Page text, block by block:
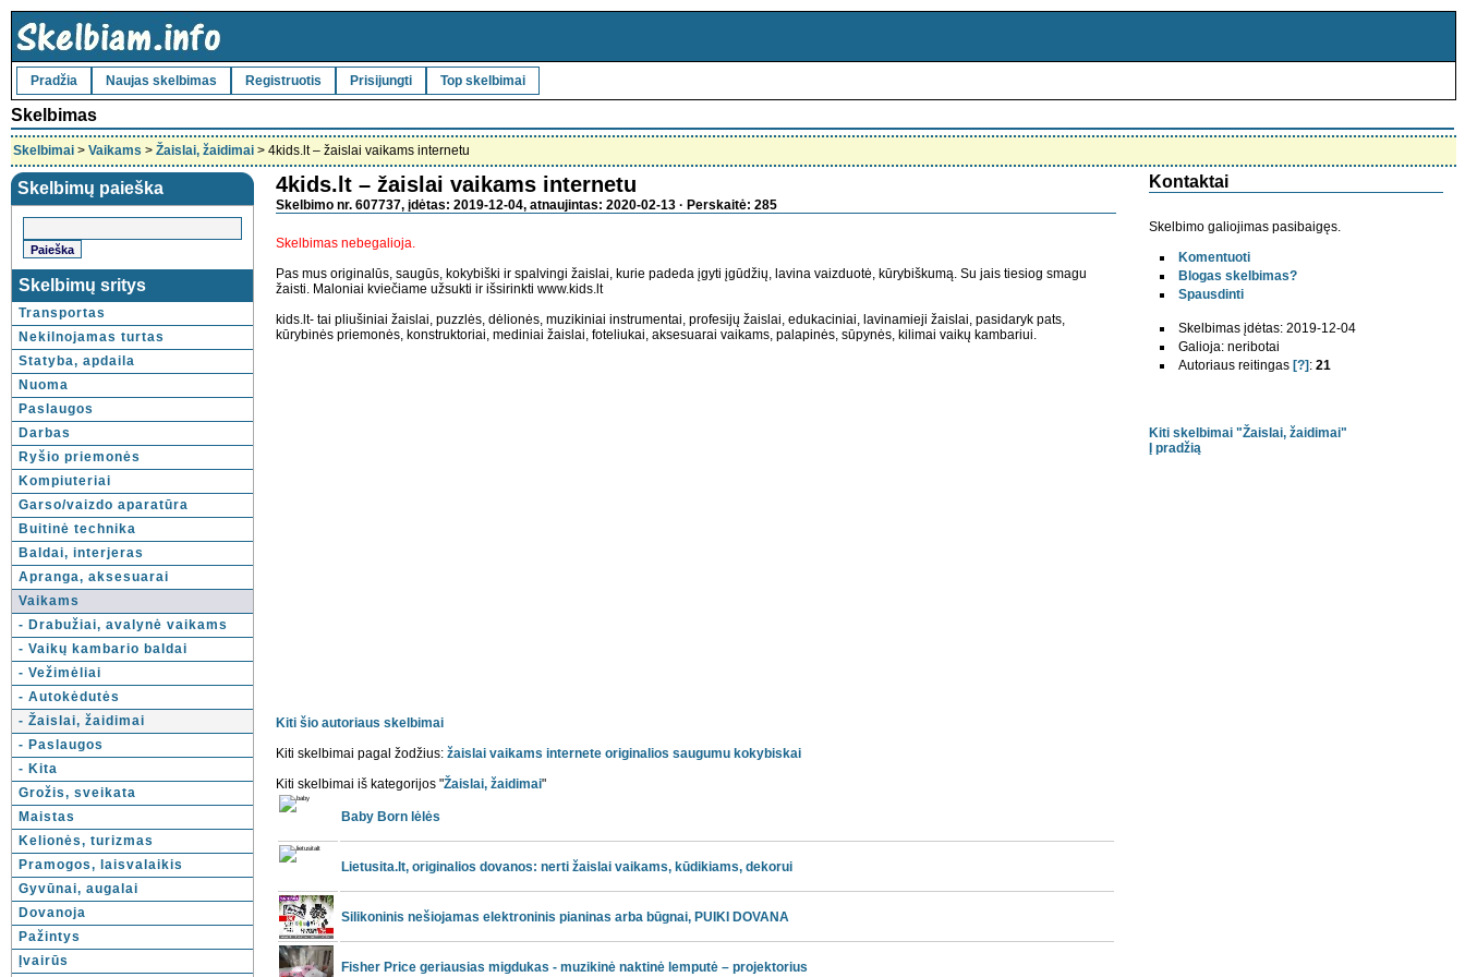
Pradžia Naujas skelbimas Registruotis Prisijungti Top skelbimai
Skelbimas
Skelbimai > Vaikams > Žaislai, žaidimai > 4kids.lt – žaislai vaikams internetu
Skelbimų paieška
Skelbimų sritys
Transportas
Nekilnojamas turtas
Statyba, apdaila
Nuoma
Paslaugos
Darbas
Ryšio priemonės
Kompiuteriai
Garso/vaizdo aparatūra
Buitinė technika
Baldai, interjeras
Apranga, aksesuarai
Vaikams
- Drabužiai, avalynė vaikams
- Vaikų kambario baldai
- Vežimėliai
- Autokėdutės
- Žaislai, žaidimai
- Paslaugos
- Kita
Grožis, sveikata
Maistas
Kelionės, turizmas
Pramogos, laisvalaikis
Gyvūnai, augalai
Dovanoja
Pažintys
Įvairūs
4kids.lt – žaislai vaikams internetu
Skelbimo nr. 607737, įdėtas: 2019-12-04, atnaujintas: 2020-02-13 · Perskaitė: 285
Skelbimas nebegalioja.
Pas mus originalūs, saugūs, kokybiški ir spalvingi žaislai, kurie padeda įgyti įgūdžių, lavina vaizduotė, kūrybiškumą. Su jais tiesiog smagu
žaisti. Maloniai kviečiame užsukti ir išsirinkti www.kids.lt
kids.lt- tai pliušiniai žaislai, puzzlės, dėlionės, muzikiniai instrumentai, profesijų žaislai, edukaciniai, lavinamieji žaislai, pasidaryk pats,
kūrybinės priemonės, konstruktoriai, mediniai žaislai, foteliukai, aksesuarai vaikams, palapinės, sūpynės, kilimai vaikų kambariui.
Kiti šio autoriaus skelbimai
Kiti skelbimai pagal žodžius: žaislai vaikams internete originalios saugumu kokybiskai
Kiti skelbimai iš kategorijos "Žaislai, žaidimai"
Baby Born lėlės
Lietusita.lt, originalios dovanos: nerti žaislai vaikams, kūdikiams, dekorui
Silikoninis nešiojamas elektroninis pianinas arba būgnai, PUIKI DOVANA
Fisher Price geriausias migdukas - muzikinė naktinė lemputė – projektorius
Kontaktai
Skelbimo galiojimas pasibaigęs.
Komentuoti
Blogas skelbimas?
Spausdinti
Skelbimas įdėtas: 2019-12-04
Galioja: neribotai
Autoriaus reitingas [?] : 21
Kiti skelbimai "Žaislai, žaidimai"
Į pradžią